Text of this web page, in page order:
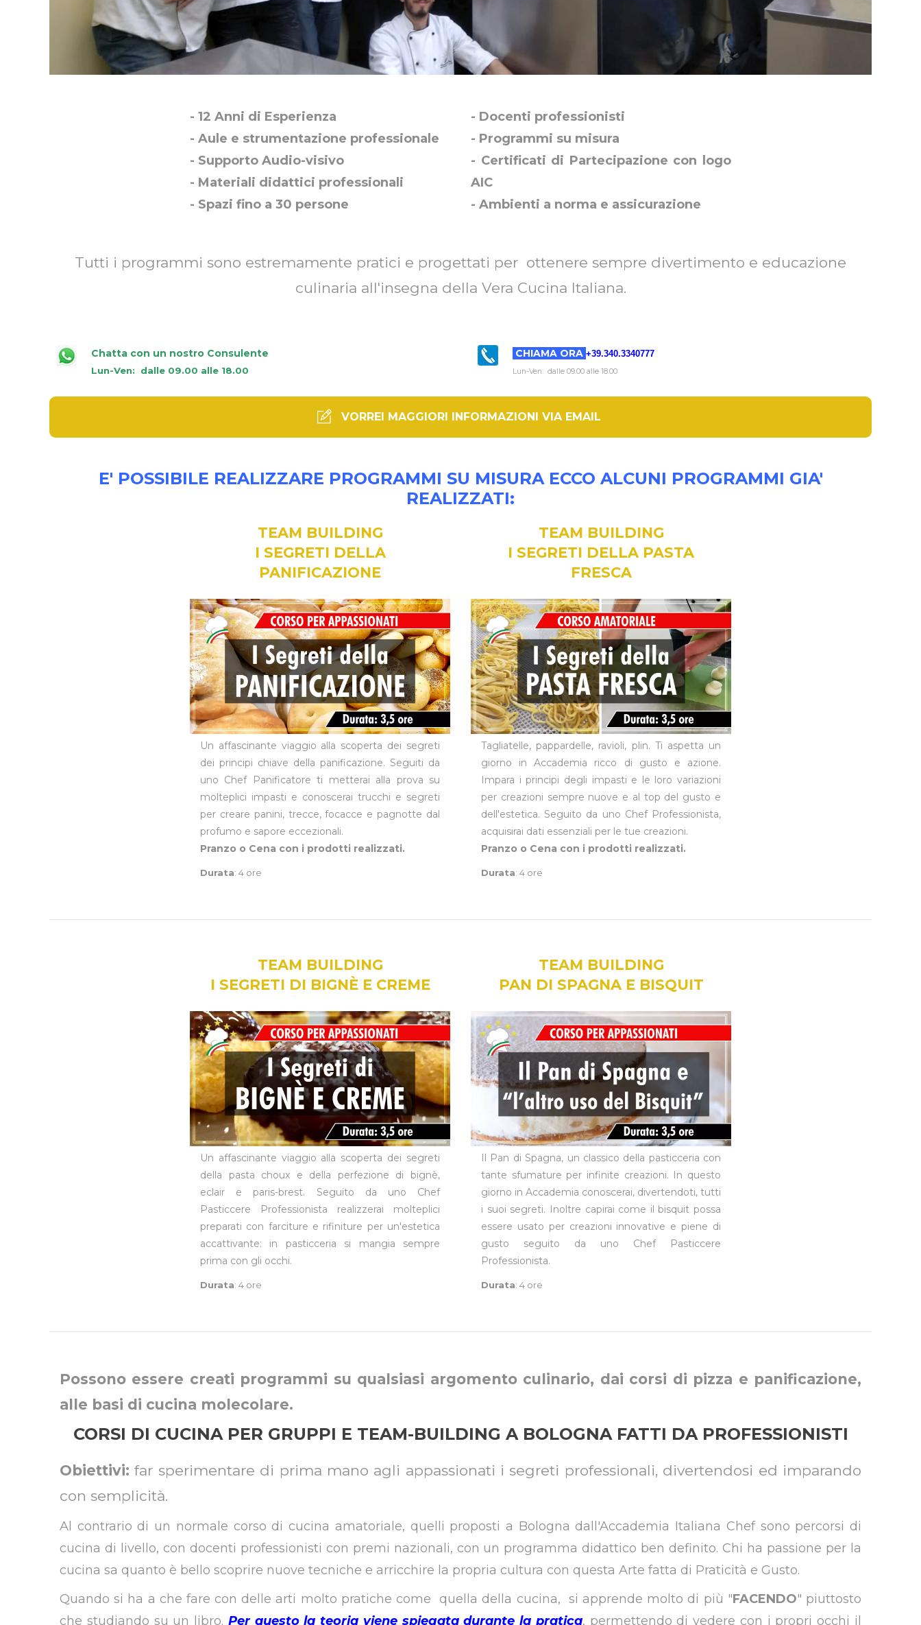
- 12 Anni di Esperienza
- Aule e strumentazione professionale
- Supporto Audio-visivo
- Materiali didattici professionali
- Spazi fino a 30 persone
- Docenti professionisti
- Programmi su misura
- Certificati di Partecipazione con logo
AIC
- Ambienti a norma e assicurazione
Tutti i programmi sono estremamente pratici e progettati per ottenere sempre divertimento e educazione
culinaria all'insegna della Vera Cucina Italiana.
Chatta con un nostro Consulente
Lun-Ven: dalle 09.00 alle 18.00
CHIAMA ORA +39.340.3340777
Lun-Ven: dalle 09.00 alle 18.00
VORREI MAGGIORI INFORMAZIONI VIA EMAIL
E' POSSIBILE REALIZZARE PROGRAMMI SU MISURA ECCO ALCUNI PROGRAMMI GIA'
REALIZZATI:
TEAM BUILDING
I SEGRETI DELLA
PANIFICAZIONE
Un affascinante viaggio alla scoperta dei segreti
dei principi chiave della panificazione. Seguiti da
uno Chef Panificatore ti metterai alla prova su
molteplici impasti e conoscerai trucchi e segreti
per creare panini, trecce, focacce e pagnotte dal
profumo e sapore eccezionali.
Pranzo o Cena con i prodotti realizzati.
Durata: 4 ore
TEAM BUILDING
I SEGRETI DELLA PASTA
FRESCA
Tagliatelle, pappardelle, ravioli, plin. Ti aspetta un
giorno in Accademia ricco di gusto e azione.
Impara i principi degli impasti e le loro variazioni
per creazioni sempre nuove e al top del gusto e
dell'estetica. Seguito da uno Chef Professionista,
acquisirai dati essenziali per le tue creazioni.
Pranzo o Cena con i prodotti realizzati.
Durata: 4 ore
TEAM BUILDING
I SEGRETI DI BIGNÈ E CREME
Un affascinante viaggio alla scoperta dei segreti
della pasta choux e della perfezione di bignè,
eclair e paris-brest. Seguito da uno Chef
Pasticcere Professionista realizzerai molteplici
preparati con farciture e rifiniture per un'estetica
accattivante: in pasticceria si mangia sempre
prima con gli occhi.
Durata: 4 ore
TEAM BUILDING
PAN DI SPAGNA E BISQUIT
Il Pan di Spagna, un classico della pasticceria con
tante sfumature per infinite creazioni. In questo
giorno in Accademia conoscerai, divertendoti, tutti
i suoi segreti. Inoltre capirai come il bisquit possa
essere usato per creazioni innovative e piene di
gusto seguito da uno Chef Pasticcere
Professionista.
Durata: 4 ore
Possono essere creati programmi su qualsiasi argomento culinario, dai corsi di pizza e panificazione,
alle basi di cucina molecolare.
CORSI DI CUCINA PER GRUPPI E TEAM-BUILDING A BOLOGNA FATTI DA PROFESSIONISTI
Obiettivi:far sperimentare di prima mano agli appassionati i segreti professionali, divertendosi ed imparando
con semplicità.
Al contrario di un normale corso di cucina amatoriale, quelli proposti a Bologna dall'Accademia Italiana Chef sono percorsi di
cucina di livello, con docenti professionisti con premi nazionali, con un programma didattico ben definito. Chi ha passione per la
cucina sa quanto è bello scoprire nuove tecniche e arricchire la propria cultura con questa Arte fatta di Praticità e Gusto.
Quando si ha a che fare con delle arti molto pratiche come quella della cucina, si apprende molto di più "FACENDO" piuttosto
che studiando su un libro. Per questo la teoria viene spiegata durante la pratica, permettendo di vedere con i propri occhi il